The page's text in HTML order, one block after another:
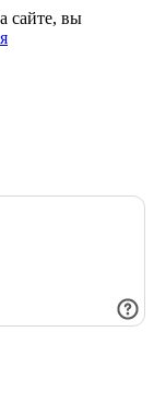
сайте, вы